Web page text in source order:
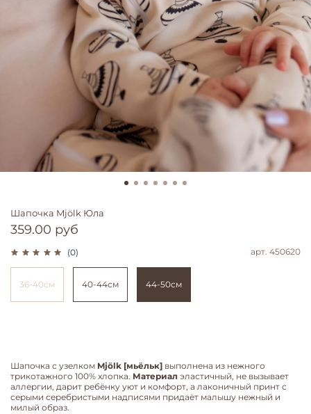
(0) арт. 450620
Шапочка Mjölk Юла
359.00 руб
36-40см 40-44см 44-50см
Шапочка с узелком Mjölk [мьёльк] выполнена из нежного
трикотажного 100% хлопка. Материал эластичный, не вызывает
аллергии, дарит ребёнку уют и комфорт, а лаконичный принт с
серыми серебристыми надписями придаёт малышу нежный и
милый образ.